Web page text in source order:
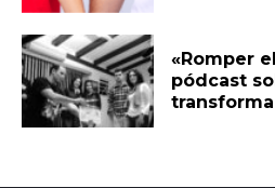
«Romper
pódcast